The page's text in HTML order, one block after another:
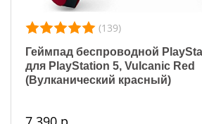
(139)
Геймпад беспроводной
для PlayStation 5, Vulcanic Red
(Вулканический красный)